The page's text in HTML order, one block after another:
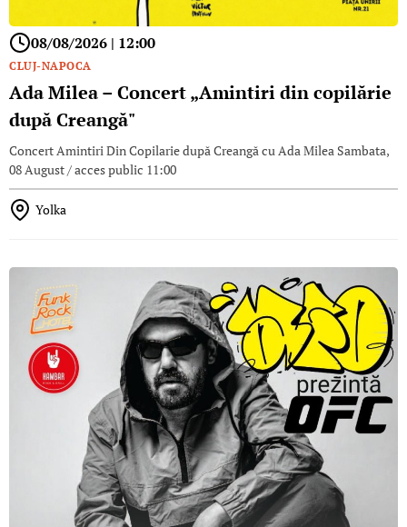
08/08/2026 | 12:00
CLUJ-NAPOCA
Ada Milea – Concert „Amintiri din copilărie
după Creangă"
Concert Amintiri Din Copilarie după Creangă cu Ada Milea Sambata,
08 August / acces public 11:00
Yolka